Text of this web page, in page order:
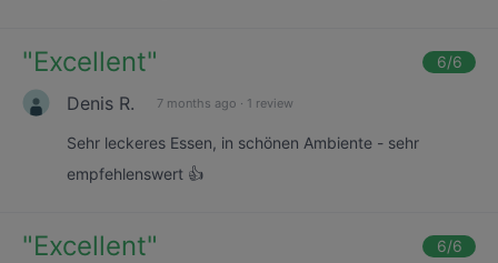
"Excellent" 6/6
Denis R. 7 months ago · 1 review
Sehr leckeres Essen, in schönen Ambiente - sehr
empfehlenswert 👍
"Excellent" 6/6